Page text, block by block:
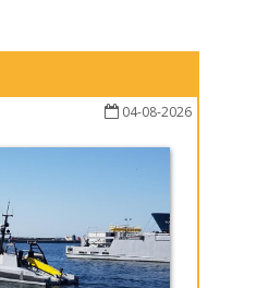
04-08-2026